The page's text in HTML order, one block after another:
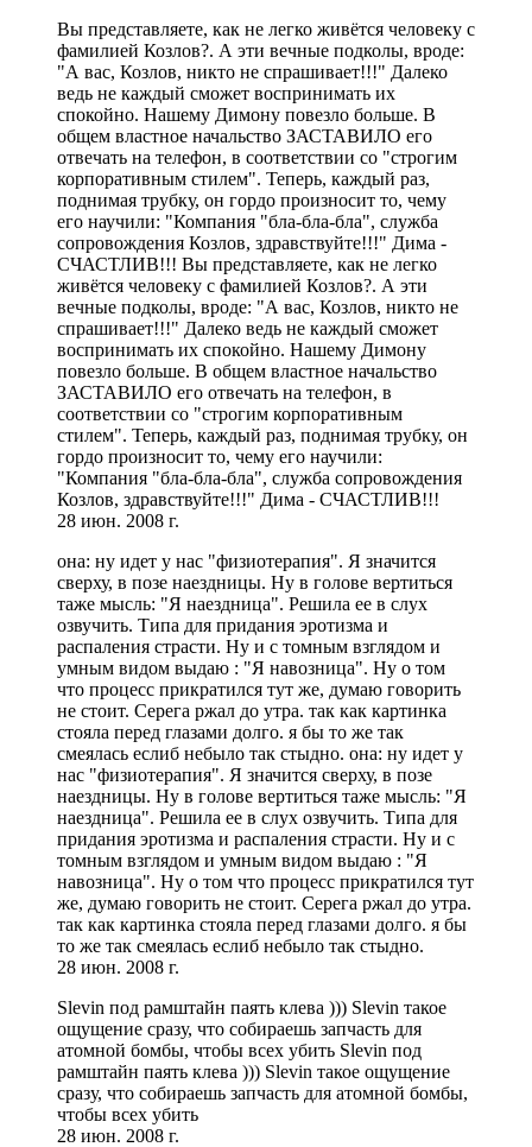
Вы представляете, как не легко живётся человеку с
фамилией Козлов?. А эти вечные подколы, вроде:
"А вас, Козлов, никто не спрашивает!!!" Далеко
ведь не каждый сможет воспринимать их
спокойно. Нашему Димону повезло больше. В
общем властное начальство ЗАСТАВИЛО его
отвечать на телефон, в соответствии со "строгим
корпоративным стилем". Теперь, каждый раз,
поднимая трубку, он гордо произносит то, чему
его научили: "Компания "бла-бла-бла", служба
сопровождения Козлов, здравствуйте!!!" Дима -
СЧАСТЛИВ!!! Вы представляете, как не легко
живётся человеку с фамилией Козлов?. А эти
вечные подколы, вроде: "А вас, Козлов, никто не
спрашивает!!!" Далеко ведь не каждый сможет
воспринимать их спокойно. Нашему Димону
повезло больше. В общем властное начальство
ЗАСТАВИЛО его отвечать на телефон, в
соответствии со "строгим корпоративным
стилем". Теперь, каждый раз, поднимая трубку, он
гордо произносит то, чему его научили:
"Компания "бла-бла-бла", служба сопровождения
Козлов, здравствуйте!!!" Дима - СЧАСТЛИВ!!!
28 июн. 2008 г.
она: ну идет у нас "физиотерапия". Я значится
сверху, в позе наездницы. Ну в голове вертиться
таже мысль: "Я наездница". Решила ее в слух
озвучить. Типа для придания эротизма и
распаления страсти. Ну и с томным взглядом и
умным видом выдаю : "Я навозница". Ну о том
что процесс прикратился тут же, думаю говорить
не стоит. Серега ржал до утра. так как картинка
стояла перед глазами долго. я бы то же так
смеялась еслиб небыло так стыдно. она: ну идет у
нас "физиотерапия". Я значится сверху, в позе
наездницы. Ну в голове вертиться таже мысль: "Я
наездница". Решила ее в слух озвучить. Типа для
придания эротизма и распаления страсти. Ну и с
томным взглядом и умным видом выдаю : "Я
навозница". Ну о том что процесс прикратился тут
же, думаю говорить не стоит. Серега ржал до утра.
так как картинка стояла перед глазами долго. я бы
то же так смеялась еслиб небыло так стыдно.
28 июн. 2008 г.
Slevin под рамштайн паять клева ))) Slevin такое
ощущение сразу, что собираешь запчасть для
атомной бомбы, чтобы всех убить Slevin под
рамштайн паять клева ))) Slevin такое ощущение
сразу, что собираешь запчасть для атомной бомбы,
чтобы всех убить
28 июн. 2008 г.